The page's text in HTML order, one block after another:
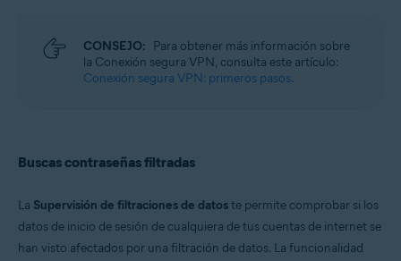
CONSEJO: Para obtener más información sobre
la Conexión segura VPN, consulta este artículo:
Conexión segura VPN: primeros pasos.
Buscas contraseñas filtradas
La Supervisión de filtraciones de datoste permite comprobar si los
datos de inicio de sesión de cualquiera de tus cuentas de internet se
han visto afectados por una filtración de datos. La funcionalidad